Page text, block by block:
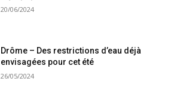
20/06/2024
Drôme – Des restrictions d’eau déjà
envisagées pour cet été
26/05/2024